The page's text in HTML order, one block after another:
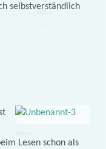
selbstverständlich
Lesen schon als